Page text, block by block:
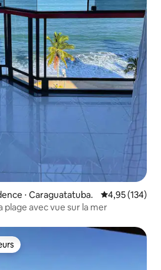
⋅ Caraguatatuba. Évaluation
4,95 (134)
plage avec vue sur la mer